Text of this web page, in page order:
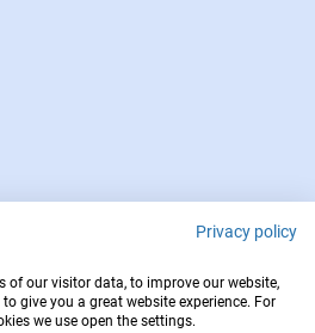
Privacy policy
of our visitor data, to improve our website,
give you a great website experience. For
we use open the settings.